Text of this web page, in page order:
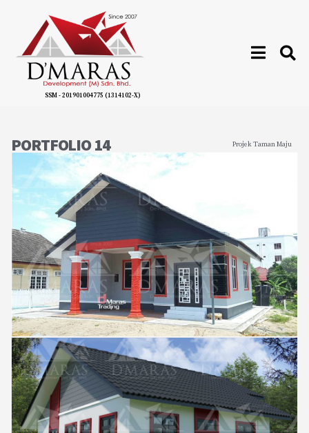
SSM - 201901004775 (1314102-X)
PORTFOLIO 14 Projek Taman Maju